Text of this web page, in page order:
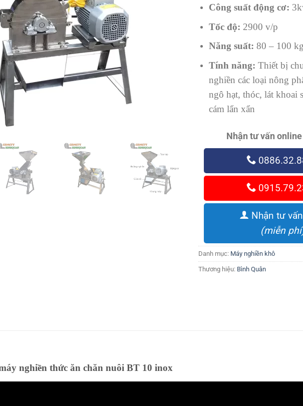
Công suất động cơ:
Tốc độ: 2900 v/p
Năng suất: 80 – 100
Tính năng: Thiết bị
nghiền các loại nông
ngô hạt, thóc, lát khoai
cám lẩn xẩn
Nhận tư vấn
Nhận tư
(miễn
Danh mục: Máy nghiền khô
Thương hiệu: Bình Quân
nghiền thức ăn chăn nuôi BT 10 inox